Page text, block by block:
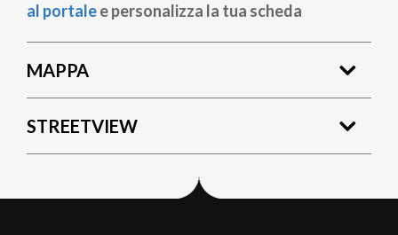
al portalee personalizza la tua scheda
MAPPA
STREETVIEW